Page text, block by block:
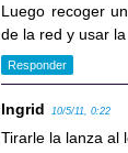
Luego recoger
de la red y usar
Responder
Ingrid 10/5/11, 0:22
Tirarle la lanza al